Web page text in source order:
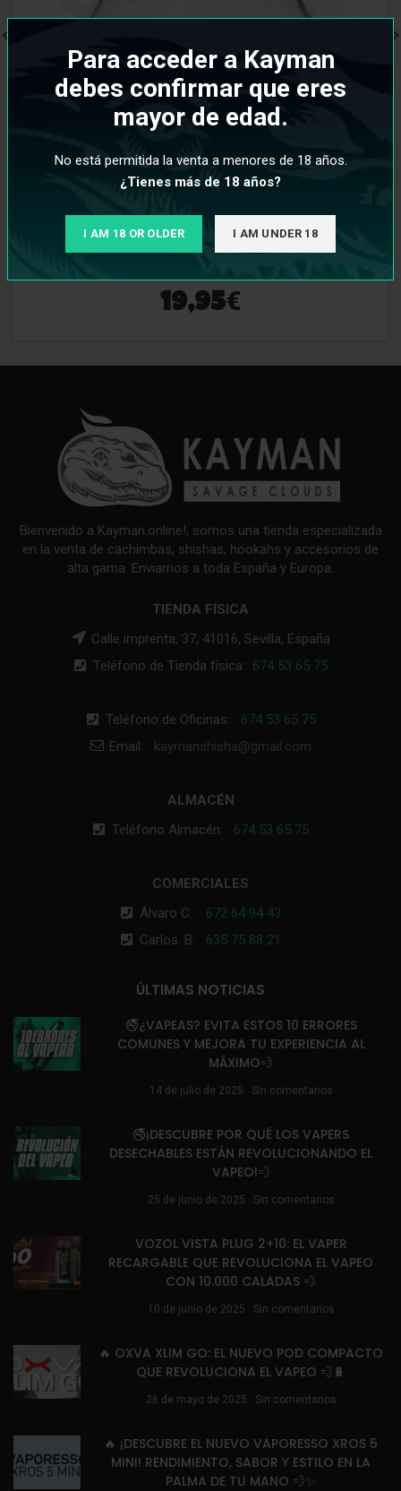
Para acceder a Kayman
debes confirmar que eres
mayor de edad.
No está permitida la venta a menores de 18 años.
¿Tienes más de 18 años?
I AM 18 OR OLDER I AM UNDER 18
Base Oduman Micro
19,95€
Bienvenido a Kayman.online!, somos una tienda especializada
en la venta de cachimbas, shishas, hookahs y accesorios de
alta gama. Enviamos a toda España y Europa.
TIENDA FÍSICA
Calle imprenta, 37, 41016, Sevilla, España
Teléfono de Tienda física: 674 53 65 75
Teléfono de Oficinas: 674 53 65 75
Email: kaymanshisha@gmail.com
ALMACÉN
Teléfono Almacén: 674 53 65 75
COMERCIALES
Álvaro C.: 672 64 94 43
Carlos. B: 635 75 88 21
ÚLTIMAS NOTICIAS
🚭¿VAPEAS? EVITA ESTOS 10 ERRORES
COMUNES Y MEJORA TU EXPERIENCIA AL
MÁXIMO💨
14 de julio de 2025 Sin comentarios
🚭¡DESCUBRE POR QUÉ LOS VAPERS
DESECHABLES ESTÁN REVOLUCIONANDO EL
VAPEO!💨
25 de junio de 2025 Sin comentarios
VOZOL VISTA PLUG 2+10: EL VAPER
RECARGABLE QUE REVOLUCIONA EL VAPEO
CON 10.000 CALADAS 💨
10 de junio de 2025 Sin comentarios
🔥 OXVA XLIM GO: EL NUEVO POD COMPACTO
QUE REVOLUCIONA EL VAPEO 💨🔋
26 de mayo de 2025 Sin comentarios
🔥 ¡DESCUBRE EL NUEVO VAPORESSO XROS 5
MINI! RENDIMIENTO, SABOR Y ESTILO EN LA
PALMA DE TU MANO 💨✨